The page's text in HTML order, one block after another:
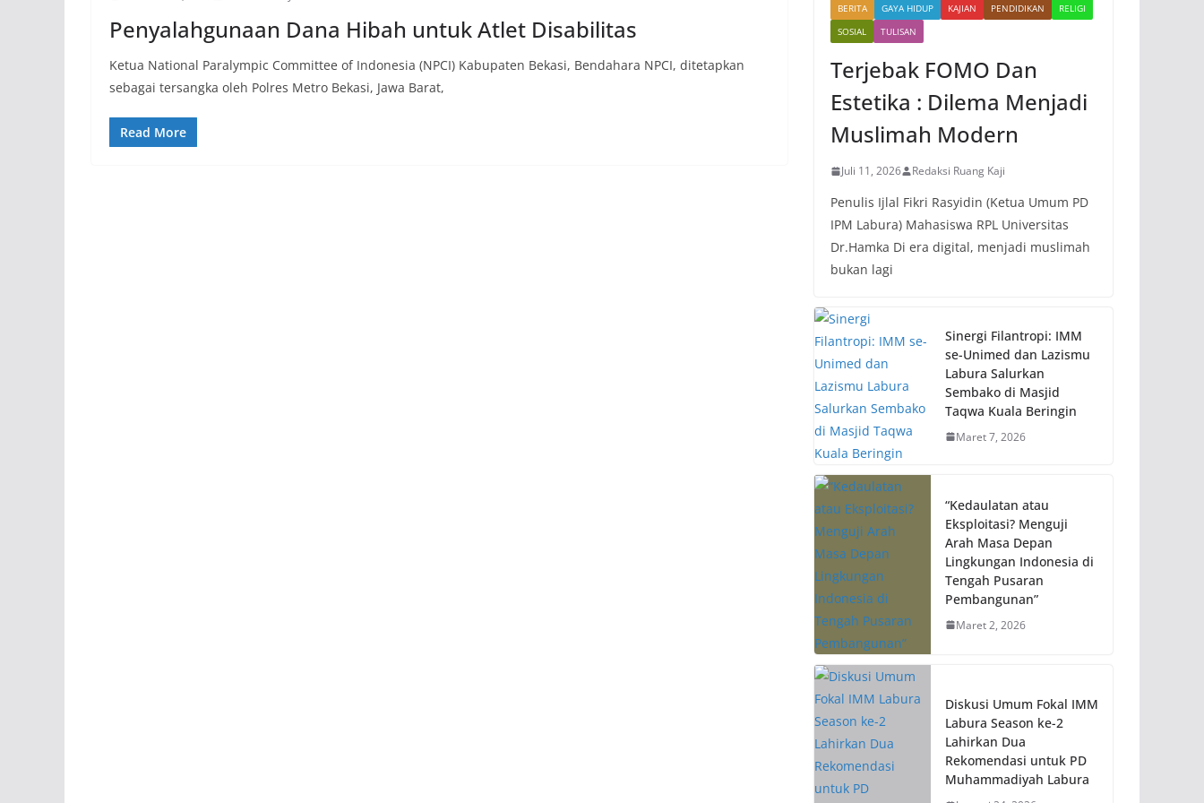
Penyalahgunaan Dana Hibah untuk Atlet Disabilitas
Ketua National Paralympic Committee of Indonesia (NPCI) Kabupaten Bekasi, Bendahara NPCI, ditetapkan
sebagai tersangka oleh Polres Metro Bekasi, Jawa Barat,
Read More
BERITA GAYA HIDUP KAJIAN PENDIDIKAN
RELIGI
SOSIAL
TULISAN
Terjebak FOMO Dan
Estetika : Dilema Menjadi
Muslimah Modern
Juli 11, 2026 Redaksi Ruang Kaji
Penulis Ijlal Fikri Rasyidin (Ketua Umum PD
IPM Labura) Mahasiswa RPL Universitas
Dr.Hamka Di era digital, menjadi muslimah
bukan lagi
Sinergi Filantropi: IMM
se-Unimed dan Lazismu
Labura Salurkan
Sembako di Masjid
Taqwa Kuala Beringin
Maret 7, 2026
“Kedaulatan atau
Eksploitasi? Menguji
Arah Masa Depan
Lingkungan Indonesia di
Tengah Pusaran
Pembangunan”
Maret 2, 2026
Diskusi Umum Fokal IMM
Labura Season ke-2
Lahirkan Dua
Rekomendasi untuk PD
Muhammadiyah Labura